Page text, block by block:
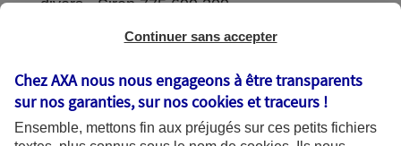
divers - Siren 775 699 309
Sièges sociaux : 313 Terrasses de l’Arche –
Coordonnées de l'Autorité de contrôle
prudentiel et de résolution (ACPR) : - 4
Continuer sans accepter
Chez AXA nous nous engageons à être transparents
sur nos garanties, sur noscookies et traceurs !
Ensemble, mettons fin aux préjugés sur ces petits fichiers